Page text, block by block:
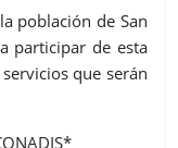
población de San
participar de esta
que serán
CONADIS*